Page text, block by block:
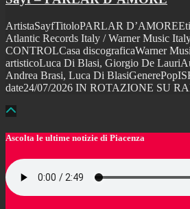
ArtistaSayfTitoloPARLAR
Atlantic Records Italy / Warner Music
CONTROLCasa discograficaWarner
artisticoLuca Di Blasi, Giorgio De
Andrea Brasi, Luca Di
date24/07/2026 IN ROTAZIONE SU
Ascolta le ultime notizie di Piacenza